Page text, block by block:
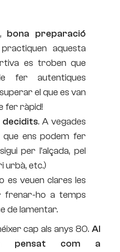
bona preparació
aquesta
es troben que
fer autentiques
el que es van
fer ràpid!
decidits. A vegades
que ens podem fer
per l’alçada, pel
urbà, etc.)
es veuen clares les
frenar-ho a temps
de lamentar.
cap als anys 80. Al
pensat com a